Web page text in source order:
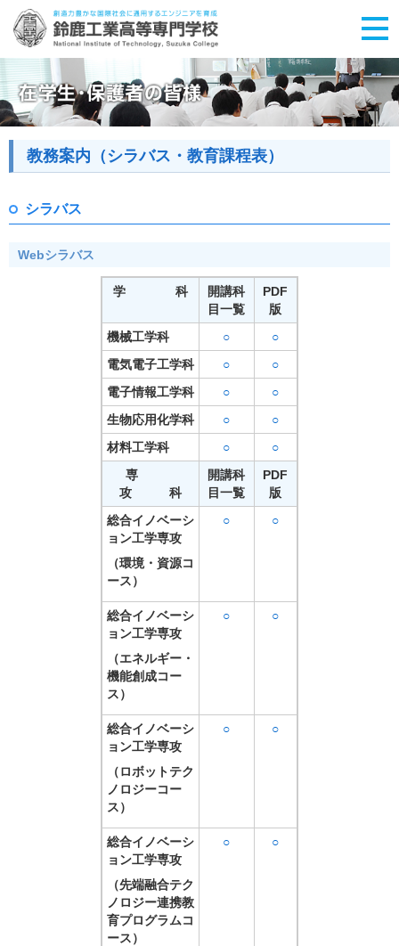
教務案内（シラバス・教育課程表）
シラバス
Webシラバス
学 科
開講科
目一覧
PDF
版
機械工学科
○
○
電気電子工学科
○
○
電子情報工学科
○
○
生物応用化学科
○
○
材料工学科
○
○
専
攻 科
開講科
目一覧
PDF
版
総合イノベーシ
ョン工学専攻
（環境・資源コ
ース）
○ ○
総合イノベーシ
ョン工学専攻
（エネルギー・
機能創成コー
ス）
○ ○
総合イノベーシ
ョン工学専攻
（ロボットテク
ノロジーコー
ス）
○ ○
総合イノベーシ
ョン工学専攻
（先端融合テク
ノロジー連携教
育プログラムコ
ース）
○ ○